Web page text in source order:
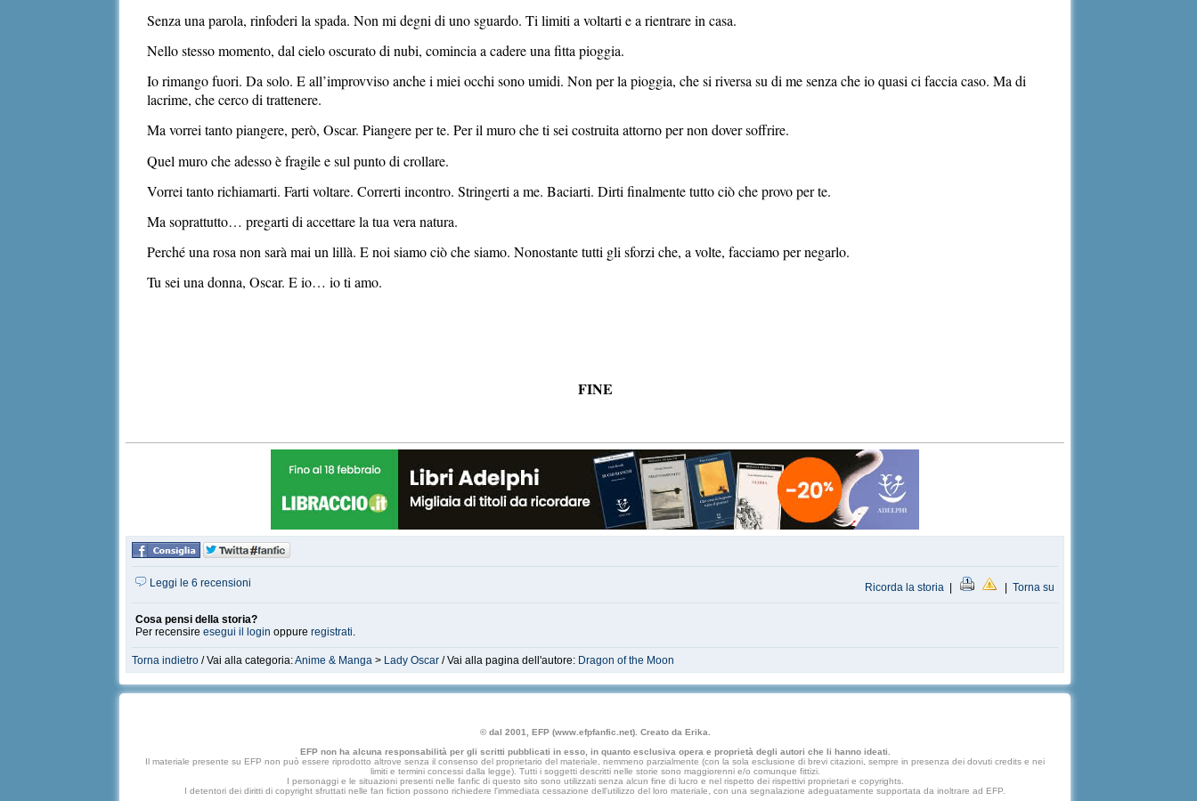
Senza una parola, rinfoderi la spada. Non mi degni di uno sguardo. Ti limiti a voltarti e a rientrare in casa.
Nello stesso momento, dal cielo oscurato di nubi, comincia a cadere una fitta pioggia.
Io rimango fuori. Da solo. E all’improvviso anche i miei occhi sono umidi. Non per la pioggia, che si riversa su di me senza che io quasi ci faccia caso. Ma di
lacrime, che cerco di trattenere.
Ma vorrei tanto piangere, però, Oscar. Piangere per te. Per il muro che ti sei costruita attorno per non dover soffrire.
Quel muro che adesso è fragile e sul punto di crollare.
Vorrei tanto richiamarti. Farti voltare. Correrti incontro. Stringerti a me. Baciarti. Dirti finalmente tutto ciò che provo per te.
Ma soprattutto… pregarti di accettare la tua vera natura.
Perché una rosa non sarà mai un lillà. E noi siamo ciò che siamo. Nonostante tutti gli sforzi che, a volte, facciamo per negarlo.
Tu sei una donna, Oscar. E io… io ti amo.
FINE
Leggi le 6 recensioni Ricorda la storia | |Torna su
Cosa pensi della storia?
Per recensireesegui il login oppureregistrati.
Torna indietro / Vai alla categoria:Anime & Manga > Lady Oscar / Vai alla pagina dell'autore: Dragon of the Moon
© dal 2001, EFP (www.efpfanfic.net). Creato da Erika.
EFP non ha alcuna responsabilità per gli scritti pubblicati in esso, in quanto esclusiva opera e proprietà degli autori che li hanno ideati.
Il materiale presente su EFP non può essere riprodotto altrove senza il consenso del proprietario del materiale, nemmeno parzialmente (con la sola esclusione di brevi citazioni, sempre in presenza dei dovuti credits e nei
limiti e termini concessi dalla legge). Tutti i soggetti descritti nelle storie sono maggiorenni e/o comunque fittizi.
I personaggi e le situazioni presenti nelle fanfic di questo sito sono utilizzati senza alcun fine di lucro e nel rispetto dei rispettivi proprietari e copyrights.
I detentori dei diritti di copyright sfruttati nelle fan fiction possono richiedere l'immediata cessazione dell'utilizzo del loro materiale, con una segnalazione adeguatamente supportata da inoltrare ad EFP.